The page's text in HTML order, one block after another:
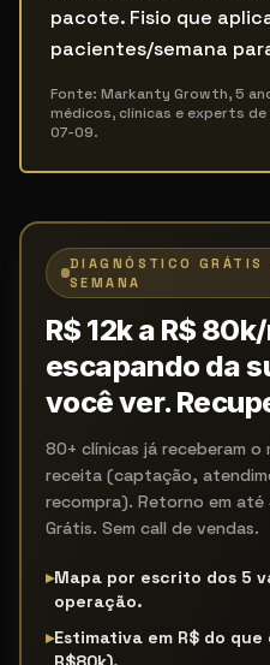
pacote. Fisio que
pacientes/semana
Fonte: Markanty Growth, 5
médicos, clínicas e experts de
07-09.
DIAGNÓSTICO GRÁTIS
SEMANA
R$ 12k a R$
escapando da
você ver.
80+ clínicas já receberam
receita (captação,
recompra). Retorno em
Grátis. Sem call de vendas.
▸Mapa por escrito dos 5
operação.
▸Estimativa em R$ do